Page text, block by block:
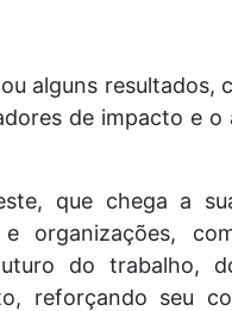
alguns
de impacto e
que chega a
organizações,
do trabalho,
reforçando seu